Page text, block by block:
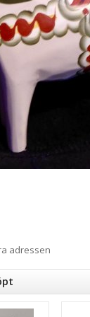
adressen